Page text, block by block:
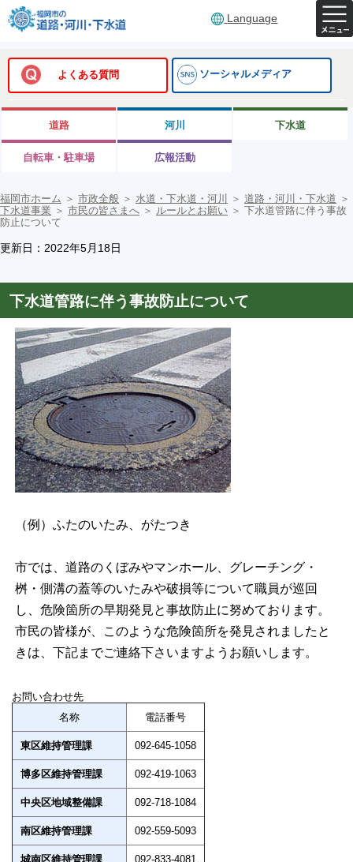
Language
よくある質問 ソーシャルメディア
道路 河川 下水道
自転車・駐車場 広報活動
福岡市ホーム ＞ 市政全般 ＞ 水道・下水道・河川 ＞ 道路・河川・下水道 ＞
下水道事業 ＞ 市民の皆さまへ ＞ ルールとお願い ＞ 下水道管路に伴う事故
防止について
更新日：2022年5月18日
下水道管路に伴う事故防止について
（例）ふたのいたみ、がたつき
市では、道路のくぼみやマンホール、グレーチング・
桝・側溝の蓋等のいたみや破損等について職員が巡回
し、危険箇所の早期発見と事故防止に努めております。
市民の皆様が、このような危険箇所を発見されましたと
きは、下記までご連絡下さいますようお願いします。
お問い合わせ先
名称
電話番号
東区維持管理課 092-645-1058
博多区維持管理課 092-419-1063
中央区地域整備課 092-718-1084
南区維持管理課 092-559-5093
城南区維持管理課 092-833-4081